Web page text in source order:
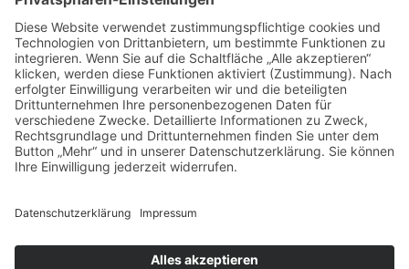
Cookie-Einstellungen
Kontakt
Login
Impressum